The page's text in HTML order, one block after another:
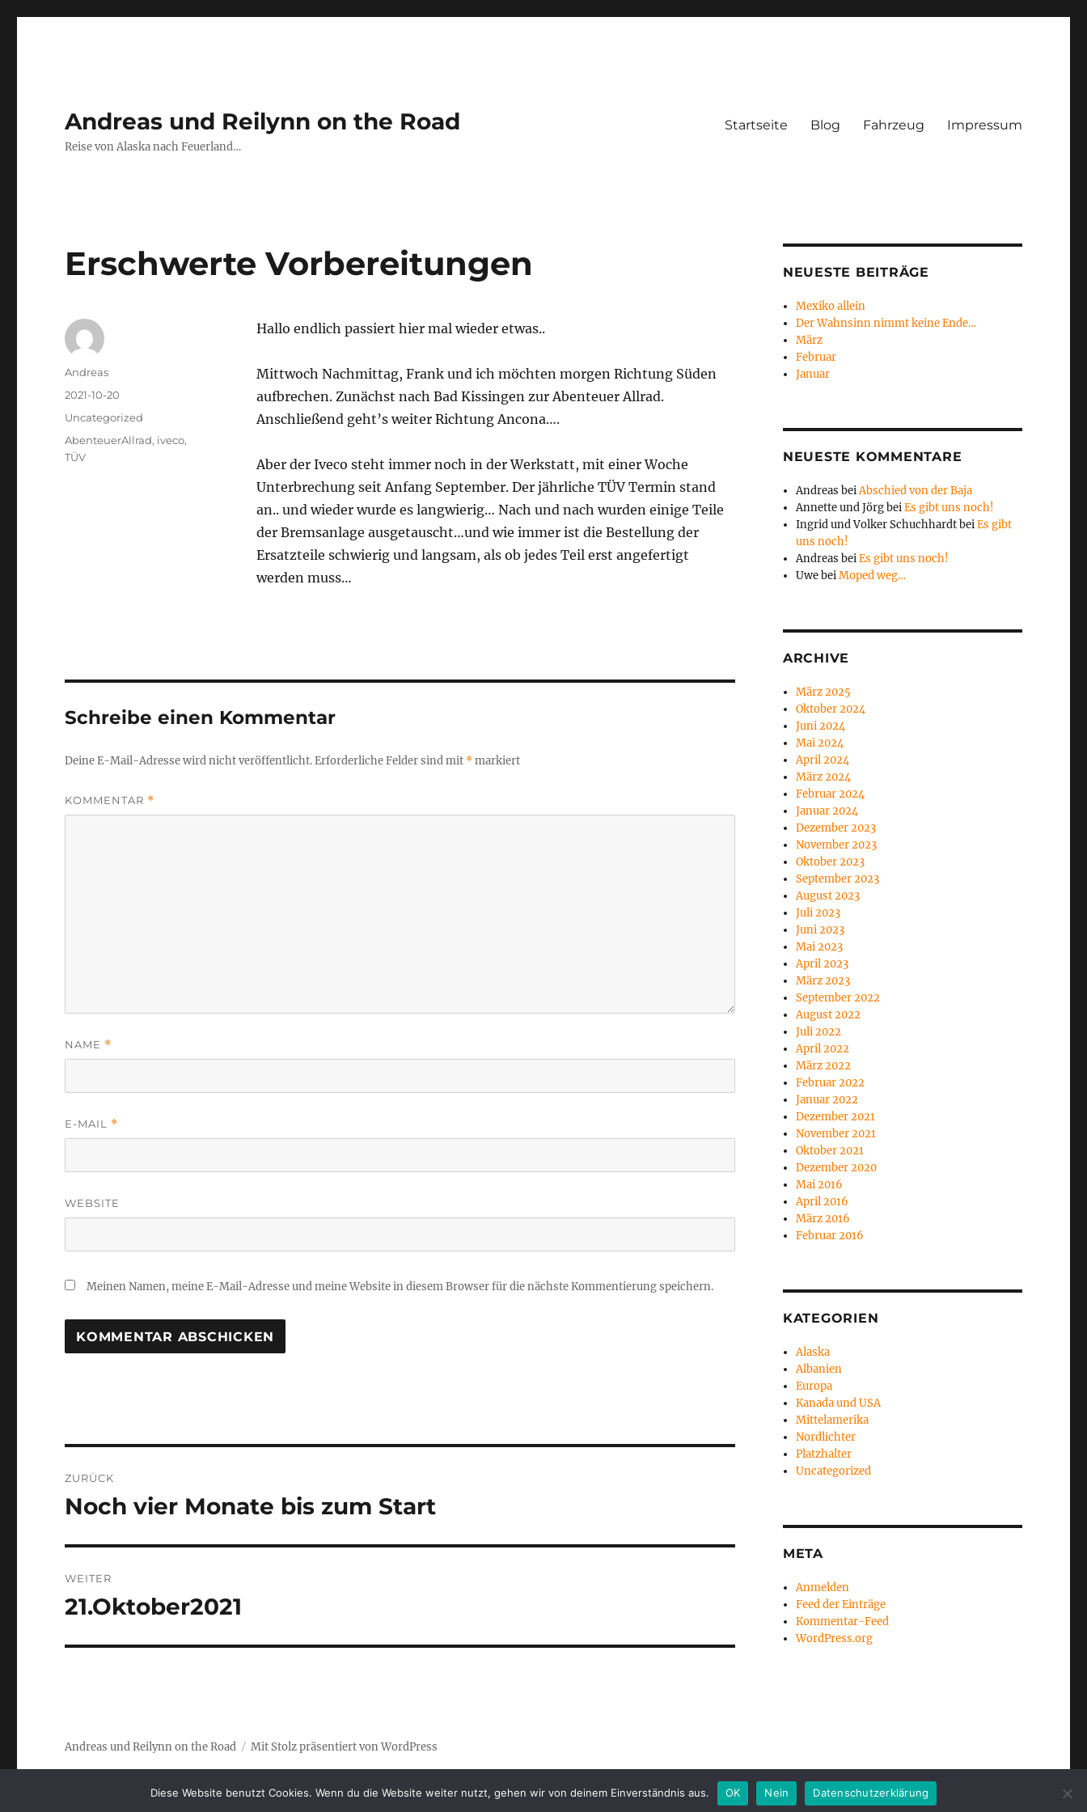
Andreas und Reilynn on the Road
Reise von Alaska nach Feuerland…
Startseite Blog Fahrzeug Impressum
Erschwerte Vorbereitungen
Hallo endlich passiert hier mal wieder etwas..
Mittwoch Nachmittag, Frank und ich möchten morgen Richtung Süden
aufbrechen. Zunächst nach Bad Kissingen zur Abenteuer Allrad.
Anschließend geht’s weiter Richtung Ancona….
Aber der Iveco steht immer noch in der Werkstatt, mit einer Woche
Unterbrechung seit Anfang September. Der jährliche TÜV Termin stand
an.. und wieder wurde es langwierig… Nach und nach wurden einige Teile
der Bremsanlage ausgetauscht…und wie immer ist die Bestellung der
Ersatzteile schwierig und langsam, als ob jedes Teil erst angefertigt
werden muss…
Autor
Andreas
Veröffentlicht
2021-10-20
Kategorien
Uncategorized
Schlagwörter
AbenteuerAllrad, iveco,
TÜV
Schreibe einen Kommentar
Deine E-Mail-Adresse wird nicht veröffentlicht.Erforderliche Felder sind mit *markiert
KOMMENTAR *
NAME *
E-MAIL *
WEBSITE
Meinen Namen, meine E-Mail-Adresse und meine Website in diesem Browser für die nächste Kommentierung speichern.
Navigation
ZURÜCK
Vorheriger
Noch vier Monate bis zum Start
WEITER
Nächster
21.Oktober2021
NEUESTE BEITRÄGE
Mexiko allein
Der Wahnsinn nimmt keine Ende…
März
Februar
Januar
NEUESTE KOMMENTARE
Andreas beiAbschied von der Baja
Annette und JörgbeiEs gibt uns noch!
Ingrid und Volker SchuchhardtbeiEs gibt
uns noch!
Andreas beiEs gibt uns noch!
UwebeiMoped weg…
ARCHIVE
März 2025
Oktober 2024
Juni 2024
Mai 2024
April 2024
März 2024
Februar 2024
Januar 2024
Dezember 2023
November 2023
Oktober 2023
September 2023
August 2023
Juli 2023
Juni 2023
Mai 2023
April 2023
März 2023
September 2022
August 2022
Juli 2022
April 2022
März 2022
Februar 2022
Januar 2022
Dezember 2021
November 2021
Oktober 2021
Dezember 2020
Mai 2016
April 2016
März 2016
Februar 2016
KATEGORIEN
Alaska
Albanien
Europa
Kanada und USA
Mittelamerika
Nordlichter
Platzhalter
Uncategorized
META
Anmelden
Feed der Einträge
Kommentar-Feed
WordPress.org
Andreas und Reilynn on the Road Mit Stolz präsentiert von WordPress
Diese Website benutzt Cookies. Wenn du die Website weiter nutzt, gehen wir von deinem Einverständnis aus. OK Nein Datenschutzerklärung